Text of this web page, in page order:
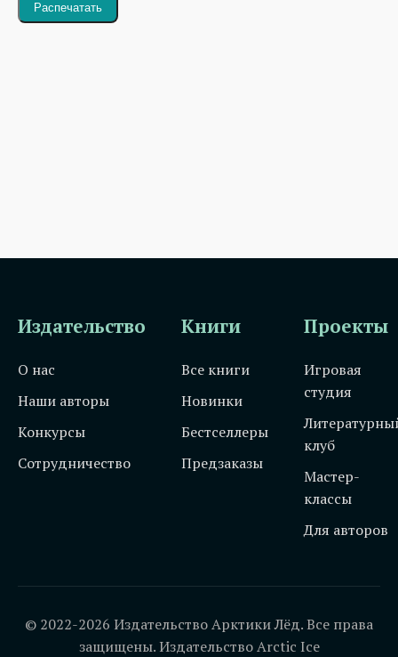
Распечатать
Издательство
О нас
Наши авторы
Конкурсы
Сотрудничество
Книги
Все книги
Новинки
Бестселлеры
Предзаказы
Проекты
Игровая
студия
клуб
Мастер-
классы
Для авторов
© 2022-2026 Издательство Арктики Лёд. Все права
защищены. Издательство Arctic Ice